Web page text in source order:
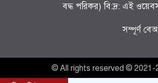
বদ্ধ পরিকর) বি:দ্র: এই
সম্পূর্ণ
© All rights reserved © 2021-